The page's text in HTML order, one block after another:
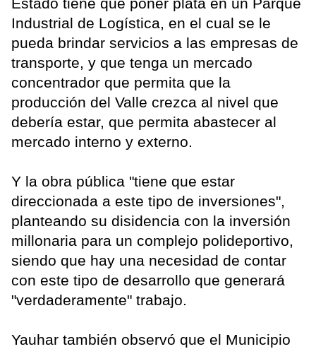
Estado tiene que poner plata en un Parque
Industrial de Logística, en el cual se le
pueda brindar servicios a las empresas de
transporte, y que tenga un mercado
concentrador que permita que la
producción del Valle crezca al nivel que
debería estar, que permita abastecer al
mercado interno y externo.
Y la obra pública "tiene que estar
direccionada a este tipo de inversiones",
planteando su disidencia con la inversión
millonaria para un complejo polideportivo,
siendo que hay una necesidad de contar
con este tipo de desarrollo que generará
"verdaderamente" trabajo.
Yauhar también observó que el Municipio